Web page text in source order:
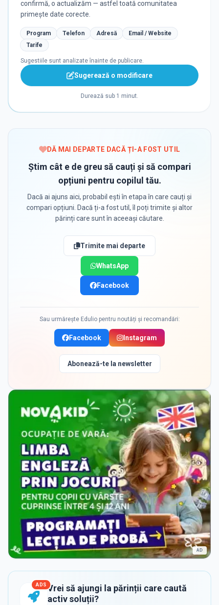
confirmă, o actualizăm — astfel toată comunitatea
primește date corecte.
Program Telefon Adresă
Email / Website
Tarife
Sugestiile sunt analizate înainte de publicare.
Sugerează o modificare
Durează sub 1 minut.
DĂ MAI DEPARTE DACĂ ȚI-A FOST UTIL
Știm cât e de greu să cauți și să compari
opțiuni pentru copilul tău.
Dacă ai ajuns aici, probabil ești în etapa în care cauți și
compari opțiuni. Dacă ți-a fost util, îl poți trimite și altor
părinți care sunt în aceeași căutare.
Trimite mai departe
WhatsApp
Facebook
Sau urmărește Edulio pentru noutăți și recomandări:
Facebook Instagram
Abonează-te la newsletter
AD
ADS Vrei să ajungi la părinții care caută
activ soluții?